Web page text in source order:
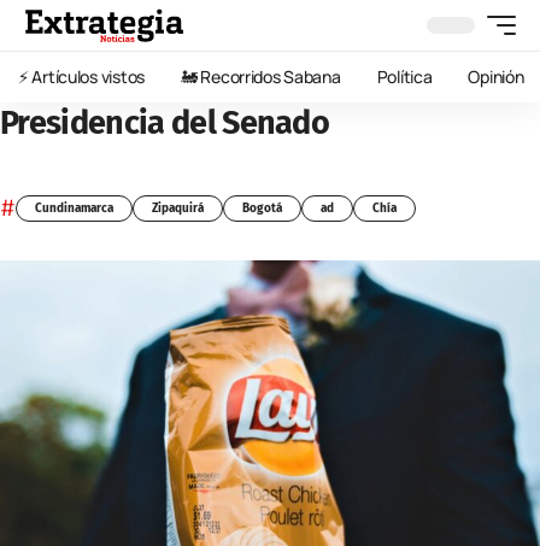
⚡️ Artículos vistos 🚂 Recorridos Sabana Política Opinión
Presidencia del Senado
# Cundinamarca Zipaquirá Bogotá ad Chía